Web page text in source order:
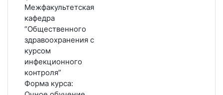
Межфакультетская
кафедра
“Общественного
здравоохранения с
курсом
инфекционного
контроля”
Форма курса: